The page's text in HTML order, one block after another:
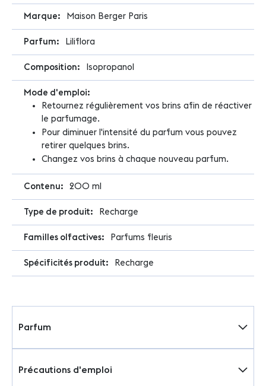
Maison Berger Paris
Liliflora
Isopropanol
Retournez régulièrement vos brins afin de réactiver
le parfumage.
Pour diminuer l'intensité du parfum vous pouvez
retirer quelques brins.
Changez vos brins à chaque nouveau parfum.
200 ml
Recharge
Parfums fleuris
Recharge
Parfum
Précautions d'emploi